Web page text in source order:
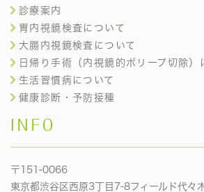
診療案内
胃内視鏡検査について
大腸内視鏡検査について
日帰り手術（内視鏡的ポリープ切除）
生活習慣病について
健康診断・予防接種
INFO
〒151-0066
東京都渋谷区西原3丁目7-8フィールド代々